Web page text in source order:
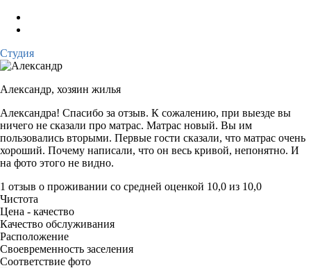
Студия
Александр, хозяин жилья
Александра! Спасибо за отзыв. К сожалению, при выезде вы
ничего не сказали про матрас. Матрас новый. Вы им
пользовались вторыми. Первые гости сказали, что матрас очень
хороший. Почему написали, что он весь кривой, непонятно. И
на фото этого не видно.
1 отзыв о проживании со средней оценкой 10,0 из 10,0
Чистота
Цена - качество
Качество обслуживания
Расположение
Своевременность заселения
Соответствие фото